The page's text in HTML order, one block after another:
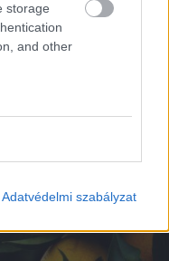
storage
and other
Adatvédelmi szabályzat